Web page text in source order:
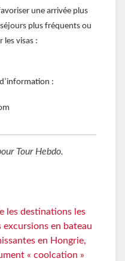
une arrivée plus
plus fréquents ou
les visas :
:
Tour Hebdo.
les destinations les
en bateau
en Hongrie,
« coolcation »